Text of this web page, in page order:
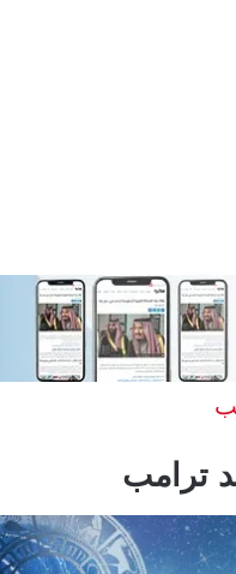
ترامب